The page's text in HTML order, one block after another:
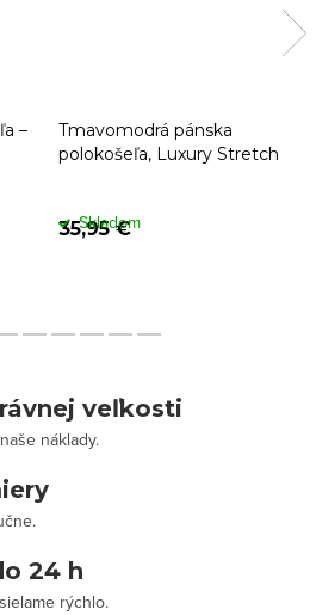
–
Tmavomodrá pánska
polokošeľa, Luxury Stretch
35,95 €
Skladom
veľkosti
náklady.
24 h
rýchlo.